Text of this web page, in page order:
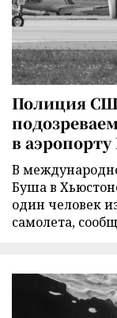
Полиция
в
В
Буша в
один человек
самолета,